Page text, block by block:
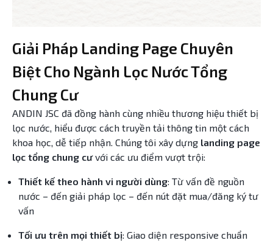
Giải Pháp Landing Page Chuyên
Biệt Cho Ngành Lọc Nước Tổng
Chung Cư
ANDIN JSC đã đồng hành cùng nhiều thương hiệu thiết bị
lọc nước, hiểu được cách truyền tải thông tin một cách
khoa học, dễ tiếp nhận. Chúng tôi xây dựng landing page
lọc tổng chung cưvới các ưu điểm vượt trội:
Thiết kế theo hành vi người dùng: Từ vấn đề nguồn
nước – đến giải pháp lọc – đến nút đặt mua/đăng ký tư
vấn
Tối ưu trên mọi thiết bị: Giao diện responsive chuẩn